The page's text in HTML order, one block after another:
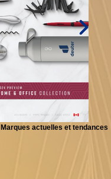
actuelles et tendances